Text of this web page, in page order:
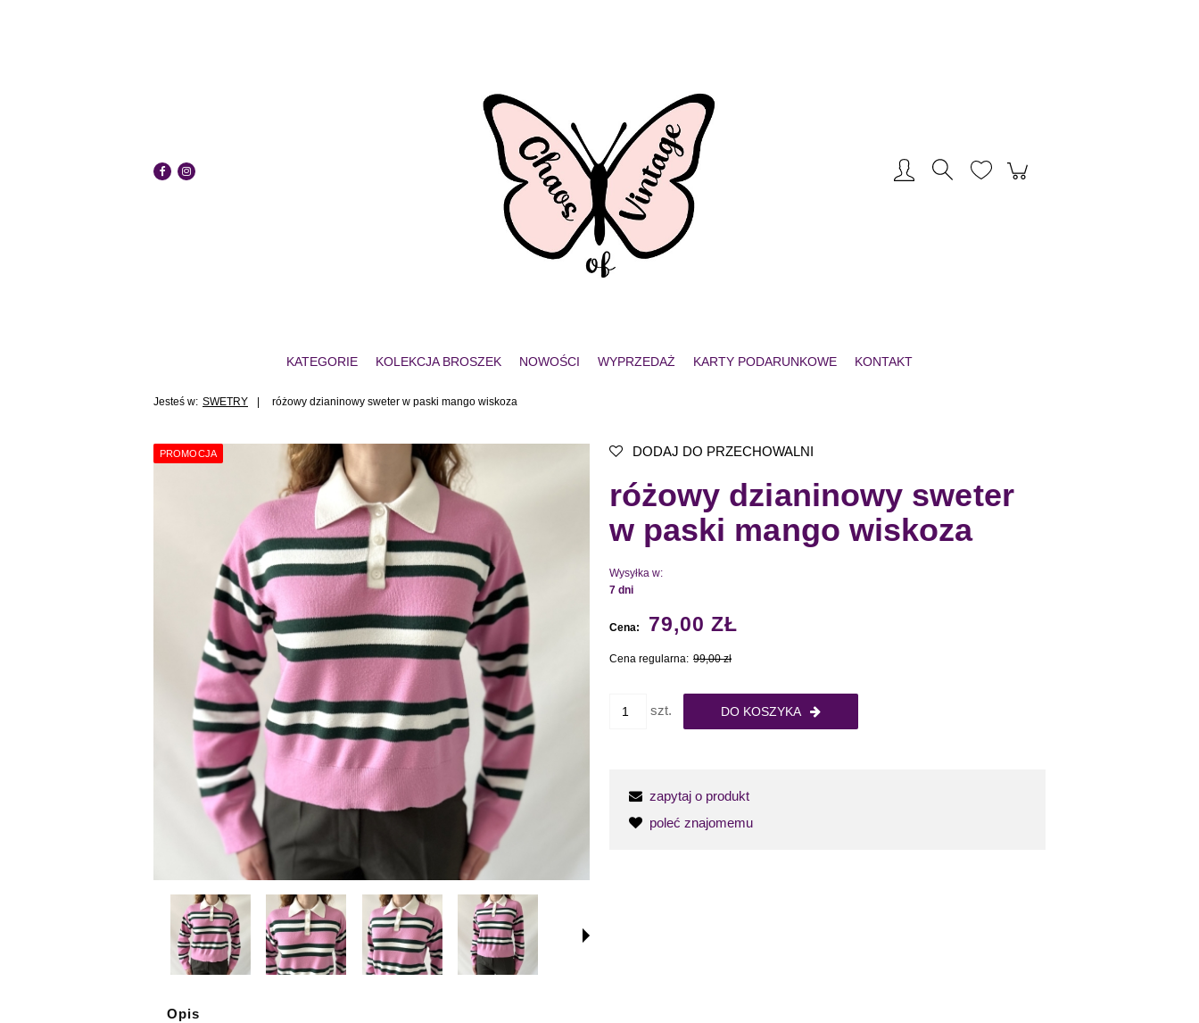
KATEGORIE KOLEKCJA BROSZEK NOWOŚCI WYPRZEDAŻ KARTY PODARUNKOWE KONTAKT
Jesteś w: SWETRY różowy dzianinowy sweter w paski mango wiskoza
PROMOCJA DODAJ DO PRZECHOWALNI
różowy dzianinowy sweter
w paski mango wiskoza
Wysyłka w:
7 dni
Cena: 79,00 ZŁ
Cena regularna: 99,00 zł
szt. DO KOSZYKA
zapytaj o produkt
poleć znajomemu
Opis